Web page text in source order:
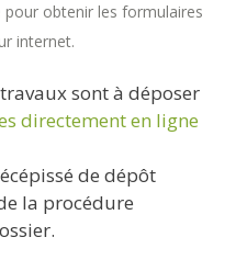
pour obtenir les formulaires
internet.
sont à déposer
directement en ligne
de dépôt
la procédure